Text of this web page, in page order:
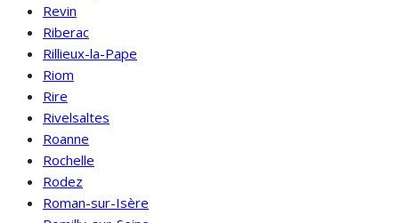
Revin
Riberac
Rillieux-la-Pape
Riom
Rire
Rivelsaltes
Roanne
Rochelle
Rodez
Roman-sur-Isère